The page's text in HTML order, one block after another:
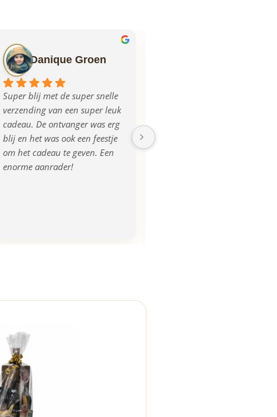
Danique Groen
Super blij met de super snelle
verzending van een super leuk
cadeau. De ontvanger was erg
blij en het was ook een feestje
om het cadeau te geven. Een
enorme aanrader!